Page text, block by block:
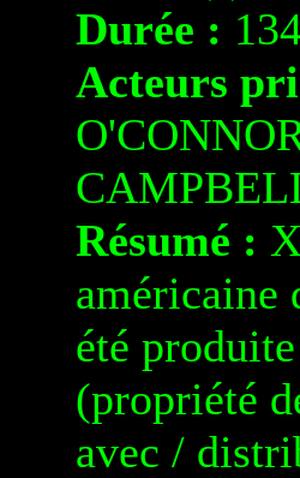
Durée :
Acteurs
Résumé :
américaine
été
(propriété
avec /